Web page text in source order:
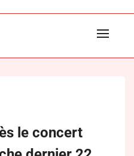
le concert